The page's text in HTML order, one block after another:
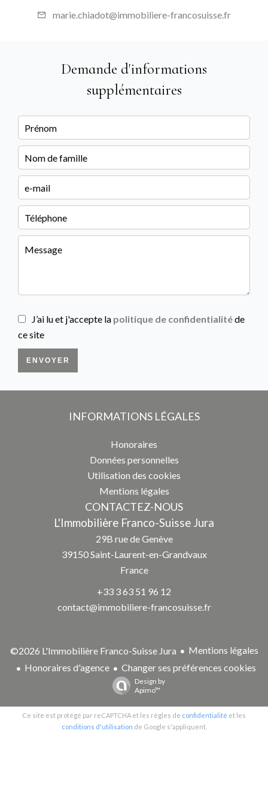
marie.chiadot@immobiliere-francosuisse.fr
Demande d'informations
supplémentaires
J’ai lu et j'accepte la politique de confidentialitéde
ce site
ENVOYER
INFORMATIONS LÉGALES
Honoraires
Données personnelles
Utilisation des cookies
Mentions légales
CONTACTEZ-NOUS
L'Immobilière Franco-Suisse Jura
29B rue de Genève
39150Saint-Laurent-en-Grandvaux
France
+33 3 63 51 96 12
contact@immobiliere-francosuisse.fr
©2026 L'Immobilière Franco-Suisse Jura
Mentions légales
Honoraires d'agence
Changer ses préférences cookies
Design by
Apimo™
Ce site est protégé par reCAPTCHA et les règles de confidentialité et les
conditions d'utilisation de Google s'appliquent.